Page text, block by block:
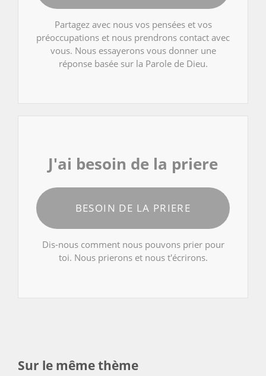
Partagez avec nous vos pensées et vos
préoccupations et nous prendrons contact avec
vous. Nous essayerons vous donner une
réponse basée sur la Parole de Dieu.
J'ai besoin de la priere
BESOIN DE LA PRIERE
Dis-nous comment nous pouvons prier pour
toi. Nous prierons et nous t'écrirons.
Sur le même thème